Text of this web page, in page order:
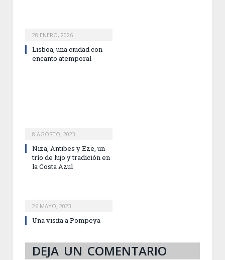
28 ENERO, 2026
Lisboa, una ciudad con
encanto atemporal
8 AGOSTO, 2023
Niza, Antibes y Eze, un
trío de lujo y tradición en
la Costa Azul
26 MAYO, 2023
Una visita a Pompeya
DEJA UN COMENTARIO